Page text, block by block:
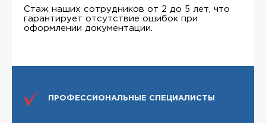
Стаж наших сотрудников от 2 до 5 лет, что
гарантирует отсутствие ошибок при
оформлении документации.
ПРОФЕССИОНАЛЬНЫЕ СПЕЦИАЛИСТЫ